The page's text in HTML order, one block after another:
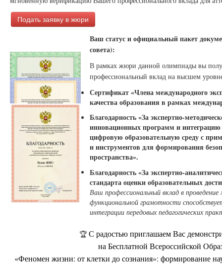
Подать заявку в жюри
Ваш статус и официальный пакет
совета):
В рамках жюри данной олимпиады вы
профессиональный вклад на высшем
Сертификат «Члена международного
качества образования в рамках
Благодарность «За экспертно-
инновационных программ и интеграцию
цифровую образовательную среду с
и инструментов для формирования
пространства».
Благодарность «За экспертно-
стандарта оценки образовательных
Ваш профессиональный вклад в
функциональной грамотности
интеграции передовых педагогических
🏆 С радостью приглашаем Вас
на Бесплатной Всероссийской
«Феномен жизни: от клетки до сознания»: формирование